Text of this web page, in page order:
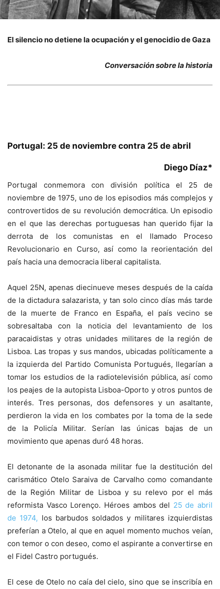
El silencio no detiene la ocupación y el genocidio de Gaza
Conversación sobre la historia
Portugal: 25 de noviembre contra 25 de abril
Diego Díaz*
Portugal conmemora con división política el 25 de
noviembre de 1975, uno de los episodios más complejos y
controvertidos de su revolución democrática. Un episodio
en el que las derechas portuguesas han querido fijar la
derrota de los comunistas en el llamado Proceso
Revolucionario en Curso, así como la reorientación del
país hacia una democracia liberal capitalista.
Aquel 25N, apenas diecinueve meses después de la caída
de la dictadura salazarista, y tan solo cinco días más tarde
de la muerte de Franco en España, el país vecino se
sobresaltaba con la noticia del levantamiento de los
paracaidistas y otras unidades militares de la región de
Lisboa. Las tropas y sus mandos, ubicadas políticamente a
la izquierda del Partido Comunista Portugués, llegarían a
tomar los estudios de la radiotelevisión pública, así como
los peajes de la autopista Lisboa-Oporto y otros puntos de
interés. Tres personas, dos defensores y un asaltante,
perdieron la vida en los combates por la toma de la sede
de la Policía Militar. Serían las únicas bajas de un
movimiento que apenas duró 48 horas.
El detonante de la asonada militar fue la destitución del
carismático Otelo Saraiva de Carvalho como comandante
de la Región Militar de Lisboa y su relevo por el más
reformista Vasco Lorenço. Héroes ambos del 25 de abril
de 1974, los barbudos soldados y militares izquierdistas
preferían a Otelo, al que en aquel momento muchos veían,
con temor o con deseo, como el aspirante a convertirse en
el Fidel Castro portugués.
El cese de Otelo no caía del cielo, sino que se inscribía en